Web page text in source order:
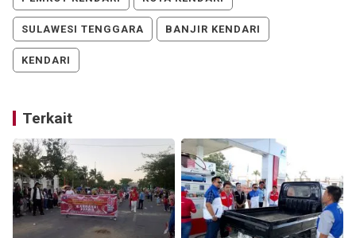
SULAWESI TENGGARA BANJIR KENDARI
KENDARI
Terkait